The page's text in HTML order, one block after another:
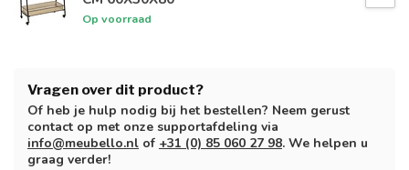
Op voorraad
Vragen over dit product?
Of heb je hulp nodig bij het bestellen? Neem gerust
contact op met onze supportafdeling via
info@meubello.nl of +31 (0) 85 060 27 98. We helpen u
graag verder!